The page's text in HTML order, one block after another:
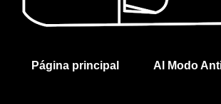
Página principal Al Modo